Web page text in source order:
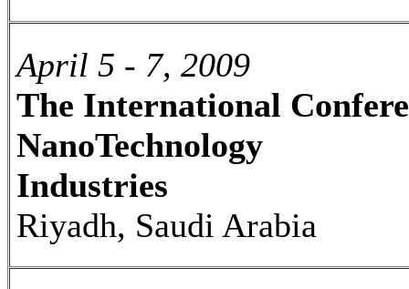
April 5 - 7, 2009
The International
NanoTechnology
Industries
Riyadh, Saudi Arabia